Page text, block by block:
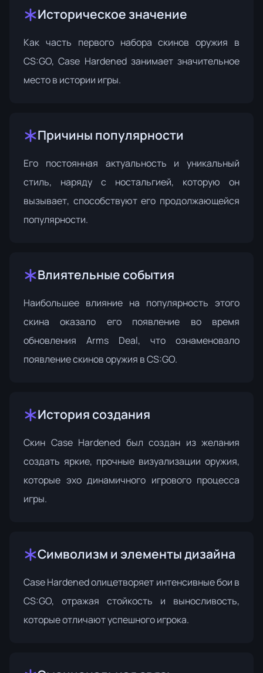
Историческое значение
Как часть первого набора скинов оружия в
CS:GO, Case Hardened занимает значительное
место в истории игры.
Причины популярности
Его постоянная актуальность и уникальный
стиль, наряду с ностальгией, которую он
вызывает, способствуют его продолжающейся
популярности.
Влиятельные события
Наибольшее влияние на популярность этого
скина оказало его появление во время
обновления Arms Deal, что ознаменовало
появление скинов оружия в CS:GO.
История создания
Скин Case Hardened был создан из желания
создать яркие, прочные визуализации оружия,
которые эхо динамичного игрового процесса
игры.
Символизм и элементы дизайна
Case Hardened олицетворяет интенсивные бои в
CS:GO, отражая стойкость и выносливость,
которые отличают успешного игрока.